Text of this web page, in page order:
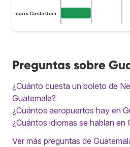
Volaris Costa Rica
Preguntas sobre
¿Cuánto cuesta un boleto de
Guatemala?
¿Cuántos aeropuertos hay en
¿Cuántos idiomas se hablan en
Ver más preguntas de